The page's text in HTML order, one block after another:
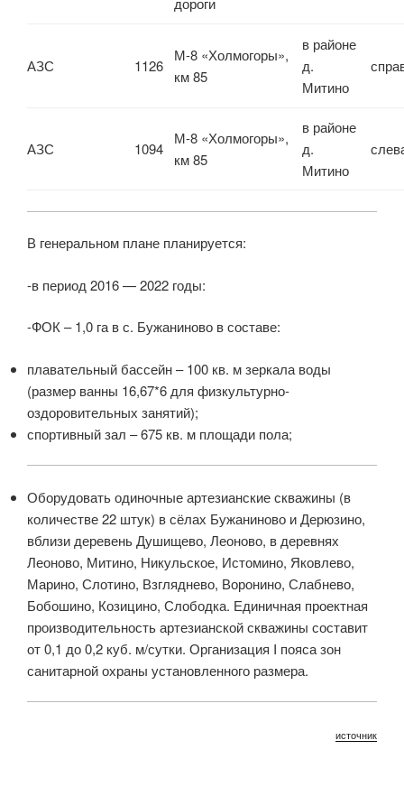
АЗС 1126
М-8 «Холмогоры»,
км 85
в районе
д.
Митино
АЗС 1094
М-8 «Холмогоры»,
км 85
в районе
д.
Митино
В генеральном плане планируется:
-в период 2016 — 2022 годы:
-ФОК – 1,0 га в с. Бужаниново в составе:
плавательный бассейн – 100 кв. м зеркала воды
(размер ванны 16,67*6 для физкультурно-
оздоровительных занятий);
спортивный зал – 675 кв. м площади пола;
Оборудовать одиночные артезианские скважины (в
количестве 22 штук) в сёлах Бужаниново и Дерюзино,
вблизи деревень Душищево, Леоново, в деревнях
Леоново, Митино, Никульское, Истомино, Яковлево,
Марино, Слотино, Взгляднево, Воронино, Слабнево,
Бобошино, Козицино, Слободка. Единичная проектная
производительность артезианской скважины составит
от 0,1 до 0,2 куб. м/сутки. Организация I пояса зон
санитарной охраны установленного размера.
источник